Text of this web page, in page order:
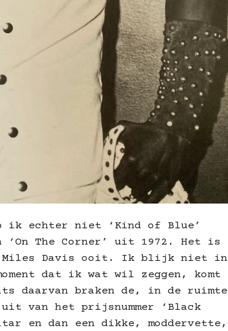
ik echter niet ‘Kind of Blue’
The Corner’ uit 1972. Het is
Miles Davis ooit. Ik blijk niet in
dat ik wat wil zeggen, komt
daarvan braken de, in de ruimte
van het prijsnummer ‘Black
en dan een dikke, moddervette,